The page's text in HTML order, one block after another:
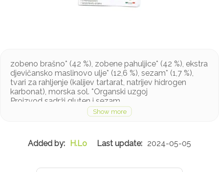
zobeno brašno* (42 %), zobene pahuljice* (42 %), ekstra
djevičansko maslinovo ulje* (12,6 %), sezam* (1,7 %),
tvari za rahljenje (kalijev tartarat, natrijev hidrogen
karbonat), morska sol. *Organski uzgoj
Proizvod sadrži gluten i sezam
H.Lo 2024-05-05